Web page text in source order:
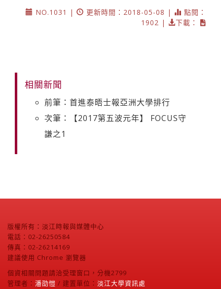
NO.1031 |
更新時間：2018-05-08 |
點閱：
1902 |
下載：
相關新聞
前筆：首進泰晤士報亞洲大學排行
次筆：【2017第五波元年】 FOCUS守
謙之1
版權所有：淡江時報與媒體中心
電話：02-26250584
傳真：02-26214169
建議使用 Chrome 瀏覽器
個資相關問題請洽受理窗口，分機2799
管理者： 潘劭愷 / 建置單位： 淡江大學資訊處